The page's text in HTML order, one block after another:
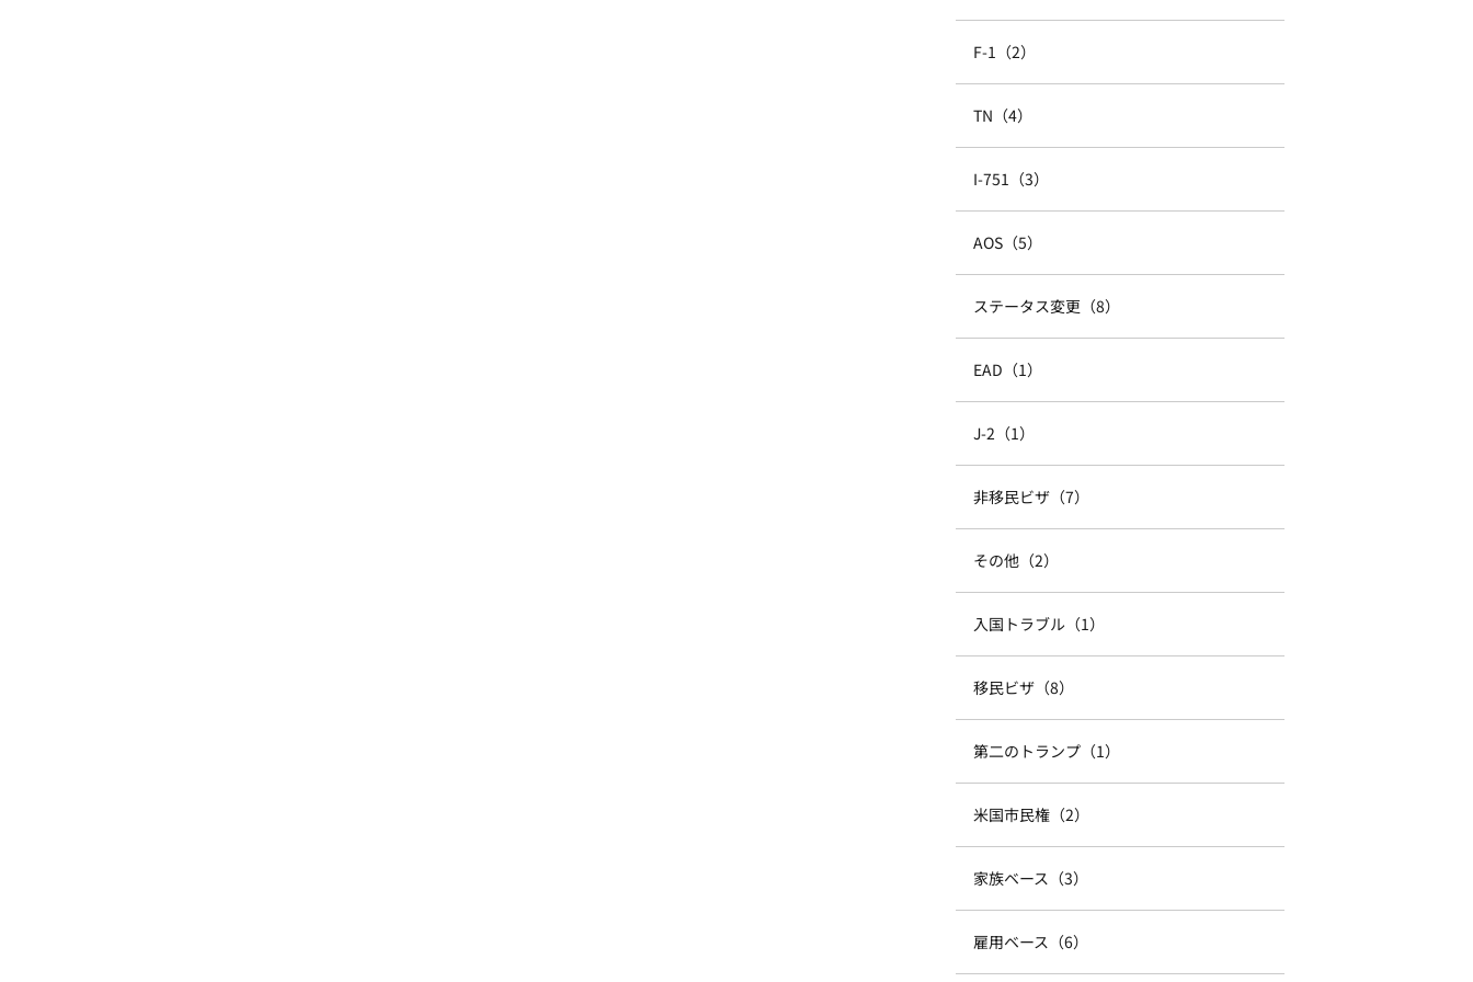
F-1（2）
TN（4）
I-751（3）
AOS（5）
ステータス変更（8）
EAD（1）
J-2（1）
非移民ビザ（7）
その他（2）
入国トラブル（1）
移民ビザ（8）
第二のトランプ（1）
米国市民権（2）
家族ベース（3）
雇用ベース（6）